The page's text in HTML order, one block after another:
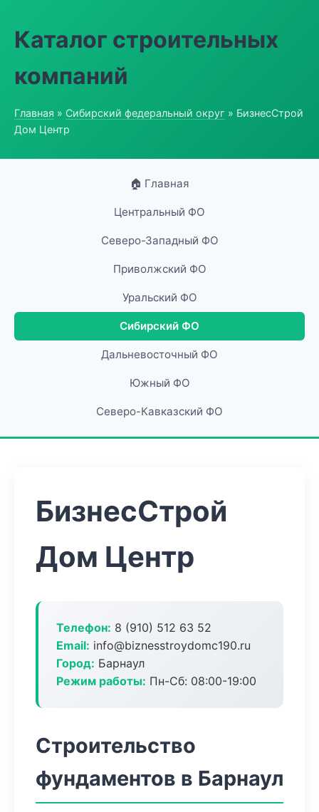
Каталог строительных
компаний
Главная » Сибирский федеральный округ » БизнесСтрой
Дом Центр
🏠 Главная
Центральный ФО
Северо-Западный ФО
Приволжский ФО
Уральский ФО
Сибирский ФО
Дальневосточный ФО
Южный ФО
Северо-Кавказский ФО
БизнесСтрой
Дом Центр
Телефон: 8 (910) 512 63 52
Email: info@biznesstroydomc190.ru
Город: Барнаул
Режим работы: Пн-Сб: 08:00-19:00
Строительство
фундаментов в Барнаул